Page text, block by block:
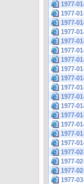
1977-
1977-
1977-
1977-
1977-
1977-
1977-
1977-
1977-
1977-
1977-
1977-
1977-
1977-
1977-
1977-
1977-
1977-
1977-
1977-